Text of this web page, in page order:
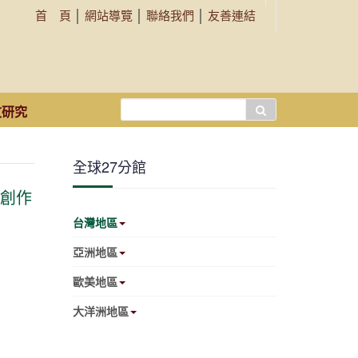
首 頁 網站導覽 聯絡我們 友善連結
究
尋...
作
全球27分館
台灣地區
亞洲地區
歐美地區
大洋洲地區